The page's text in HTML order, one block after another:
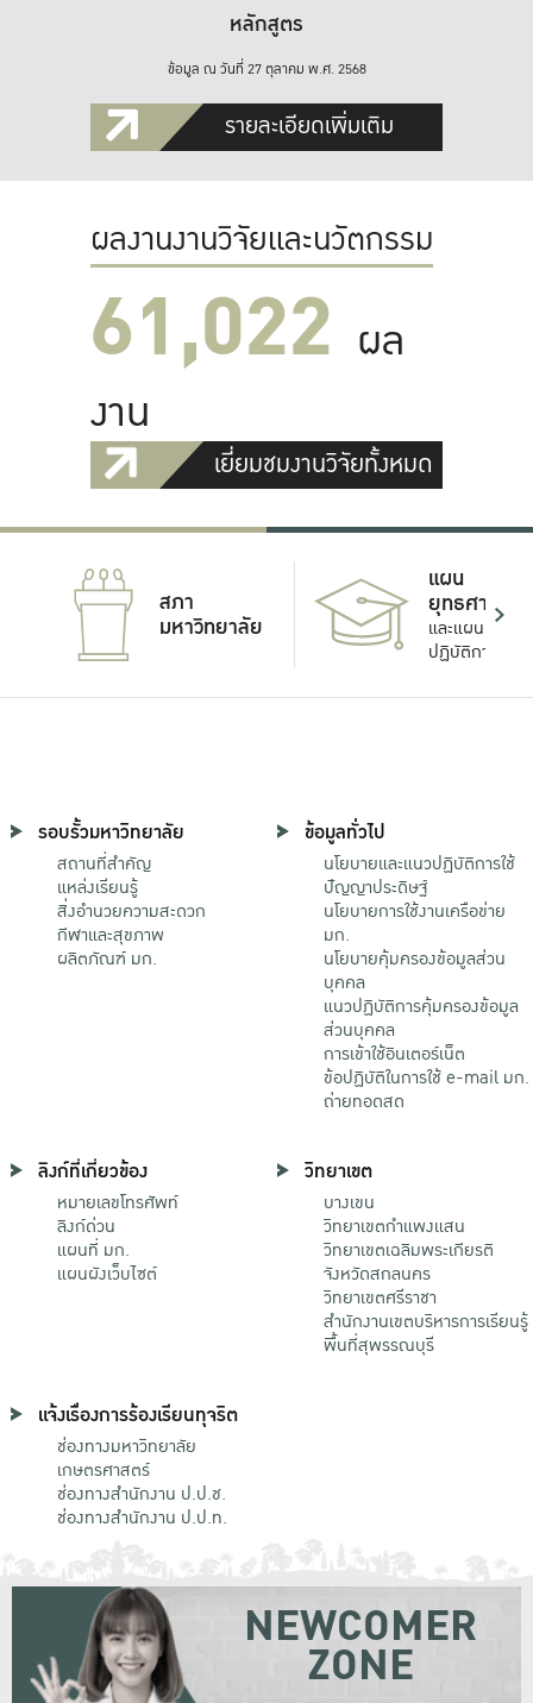
หลักสูตร
ข้อมูล ณ วันที่ 27 ตุลาคม พ.ศ. 2568
รายละเอียดเพิ่มเติม
ผลงานงานวิจัยและนวัตกรรม
61,022 ผล
งาน
เยี่ยมชมงานวิจัยทั้งหมด
สภา
มหาวิทยาลัย
แผน
ยุทธศาสตร์
และแผน
ปฏิบัติการ
รอบรั้วมหาวิทยาลัย
สถานที่สำคัญ
แหล่งเรียนรู้
สิ่งอำนวยความสะดวก
กีฬาและสุขภาพ
ผลิตภัณฑ์ มก.
ข้อมูลทั่วไป
นโยบายและแนวปฏิบัติการใช้
ปัญญาประดิษฐ์
นโยบายการใช้งานเครือข่าย
มก.
นโยบายคุ้มครองข้อมูลส่วน
บุคคล
แนวปฏิบัติการคุ้มครองข้อมูล
ส่วนบุคคล
การเข้าใช้อินเตอร์เน็ต
ข้อปฏิบัติในการใช้ e-mail มก.
ถ่ายทอดสด
ลิงก์ที่เกี่ยวข้อง
หมายเลขโทรศัพท์
ลิงก์ด่วน
แผนที่ มก.
แผนผังเว็บไซต์
วิทยาเขต
บางเขน
วิทยาเขตกําแพงแสน
วิทยาเขตเฉลิมพระเกียรติ
จังหวัดสกลนคร
วิทยาเขตศรีราชา
สำนักงานเขตบริหารการเรียนรู้
พื้นที่สุพรรณบุรี
แจ้งเรื่องการร้องเรียนทุจริต
ช่องทางมหาวิทยาลัย
เกษตรศาสตร์
ช่องทางสำนักงาน ป.ป.ช.
ช่องทางสำนักงาน ป.ป.ท.
NEWCOMER
ZONE